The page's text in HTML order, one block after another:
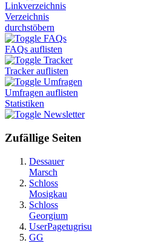
Linkverzeichnis
Verzeichnis
durchstöbern
FAQs
FAQs auflisten
Tracker
Tracker auflisten
Umfragen
Umfragen auflisten
Statistiken
Newsletter
Zufällige Seiten
Dessauer
Marsch
Schloss
Mosigkau
Schloss
Georgium
UserPagetugrisu
GG